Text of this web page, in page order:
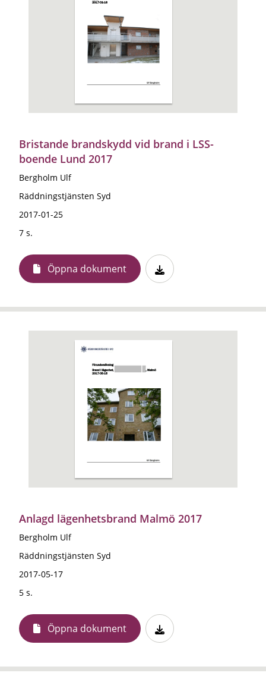
Bristande brandskydd vid brand i LSS-
boende Lund 2017
Bergholm Ulf
Räddningstjänsten Syd
2017-01-25
7 s.
Öppna dokument
Anlagd lägenhetsbrand Malmö 2017
Bergholm Ulf
Räddningstjänsten Syd
2017-05-17
5 s.
Öppna dokument